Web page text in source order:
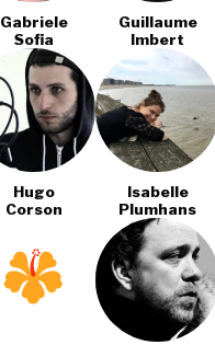
Gabriele
Sofia
Guillaume
Imbert
Hugo
Corson
Isabelle
Plumhans